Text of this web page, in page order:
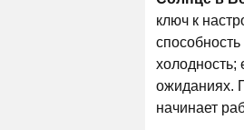
ключ к
холодность;
ожиданиях.
начинает